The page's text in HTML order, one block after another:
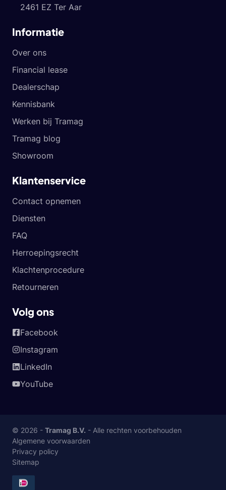
2461 EZ Ter Aar
Informatie
Over ons
Financial lease
Dealerschap
Kennisbank
Werken bij Tramag
Tramag blog
Showroom
Klantenservice
Contact opnemen
Diensten
FAQ
Herroepingsrecht
Klachtenprocedure
Retourneren
Volg ons
Facebook
Instagram
LinkedIn
YouTube
© 2026 - Tramag B.V. - Alle rechten voorbehouden
Algemene voorwaarden
Privacy policy
Sitemap